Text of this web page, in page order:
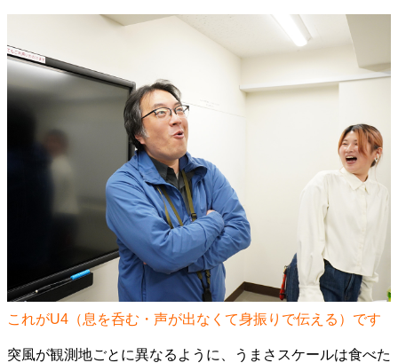
これがU4（息を呑む・声が出なくて身振りで伝える）です
突風が観測地ごとに異なるように、うまさスケールは食べた